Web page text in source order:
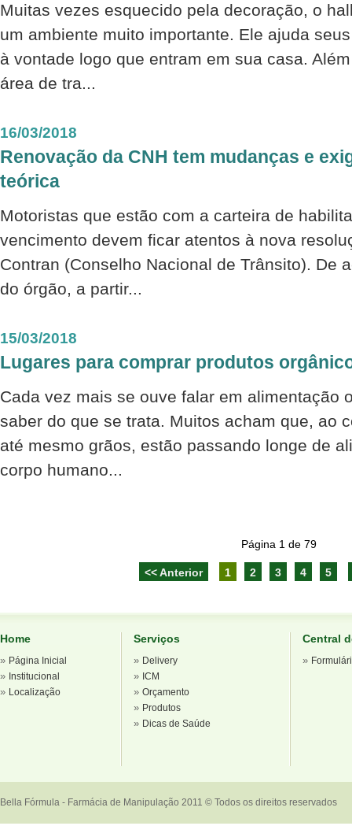
Muitas vezes esquecido pela decoração, o
um ambiente muito importante. Ele ajuda
à vontade logo que entram em sua casa.
área de tra...
16/03/2018
Renovação da CNH tem mudanças e
teórica
Motoristas que estão com a carteira de
vencimento devem ficar atentos à nova
Contran (Conselho Nacional de Trânsito). De
do órgão, a partir...
15/03/2018
Lugares para comprar produtos
Cada vez mais se ouve falar em alimentação
saber do que se trata. Muitos acham que, ao
até mesmo grãos, estão passando longe de
corpo humano...
Página 1 de 79
<< Anterior 1 2 3 4 5
Home
» Página Inicial
» Institucional
» Localização
Serviços
» Delivery
» ICM
» Orçamento
» Produtos
» Dicas de Saúde
Central
»
Bella Fórmula - Farmácia de Manipulação 2011 © Todos os direitos reservados